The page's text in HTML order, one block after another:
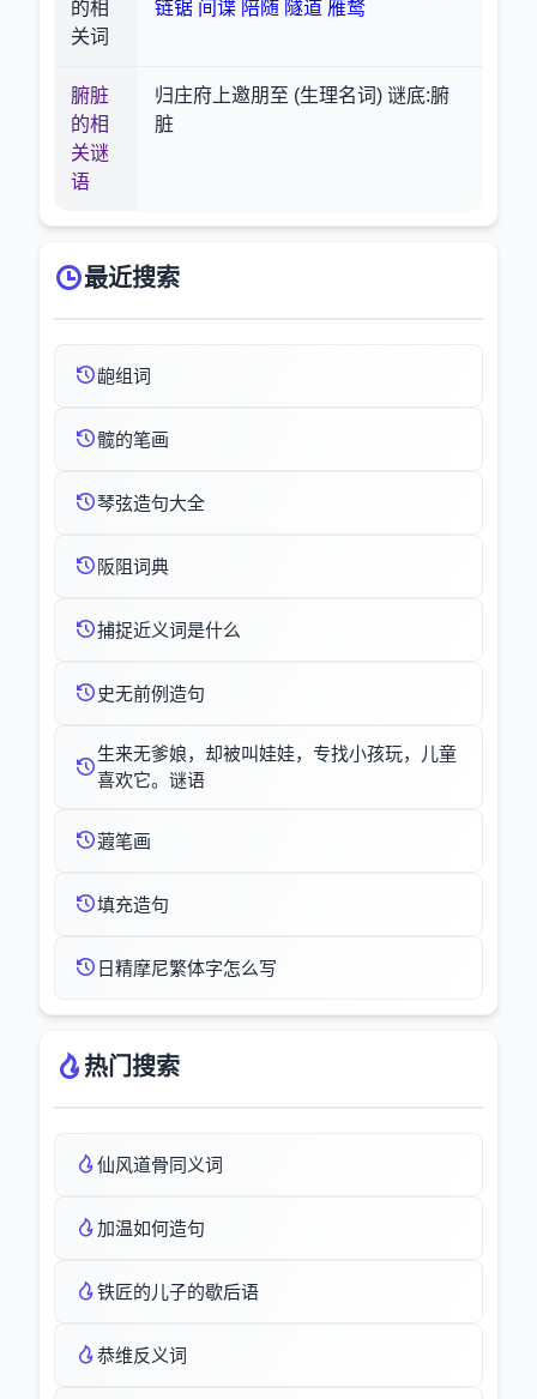
的相
关词
链锯 间谍 陪随 隧道 雁鹜
腑脏
的相
关谜
语
归庄府上邀朋至 (生理名词) 谜底:腑
脏
最近搜索
龅组词
髋的笔画
琴弦造句大全
阪阻词典
捕捉近义词是什么
史无前例造句
生来无爹娘，却被叫娃娃，专找小孩玩，儿童
喜欢它。谜语
蕸笔画
填充造句
日精摩尼繁体字怎么写
热门搜索
仙风道骨同义词
加温如何造句
铁匠的儿子的歇后语
恭维反义词